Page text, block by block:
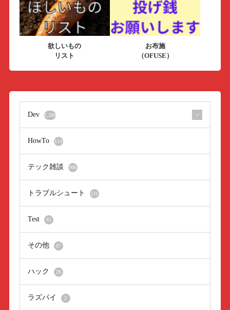
欲しいもの
リスト
お布施
（OFUSE）
Dev 1,288
HowTo 114
テック雑談 966
トラブルシュート 131
Test 82
その他 67
ハック 28
ラズパイ 2